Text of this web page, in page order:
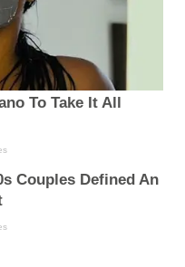
To Take It All
Couples Defined An